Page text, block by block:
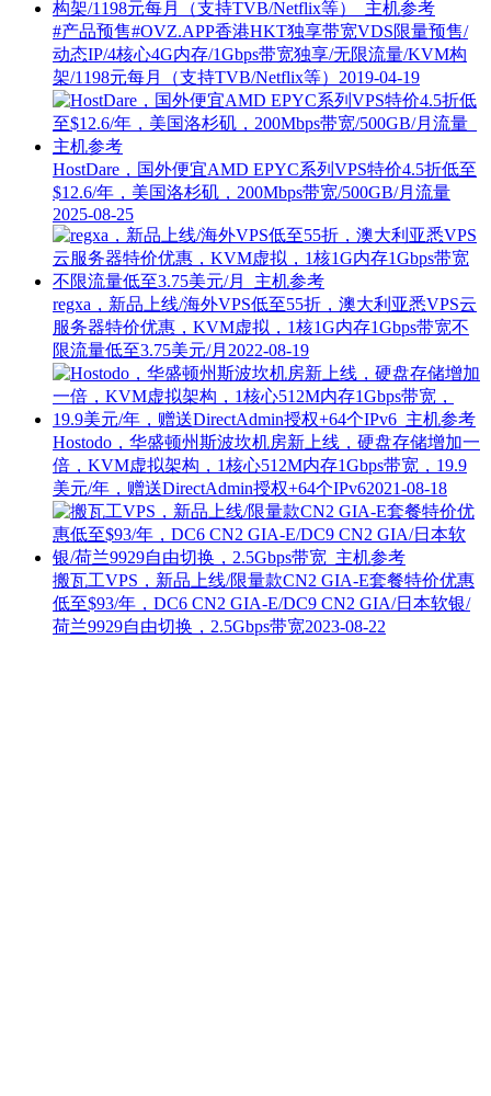
#产品预售#OVZ.APP香港HKT独享带宽VDS限量预售/
动态IP/4核心4G内存/1Gbps带宽独享/无限流量/KVM构
架/1198元每月（支持TVB/Netflix等） 2019-04-19
HostDare，国外便宜AMD EPYC系列VPS特价4.5折低至
$12.6/年，美国洛杉矶，200Mbps带宽/500GB/月流量
2025-08-25
regxa，新品上线/海外VPS低至55折，澳大利亚悉VPS云
服务器特价优惠，KVM虚拟，1核1G内存1Gbps带宽不
限流量低至3.75美元/月 2022-08-19
Hostodo，华盛顿州斯波坎机房新上线，硬盘存储增加一
倍，KVM虚拟架构，1核心512M内存1Gbps带宽，19.9
美元/年，赠送DirectAdmin授权+64个IPv62021-08-18
搬瓦工VPS，新品上线/限量款CN2 GIA-E套餐特价优惠
低至$93/年，DC6 CN2 GIA-E/DC9 CN2 GIA/日本软银/
荷兰9929自由切换，2.5Gbps带宽2023-08-22